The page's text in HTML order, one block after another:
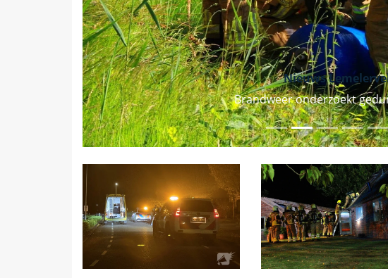
Nieuws
Brandweer onderzoekt